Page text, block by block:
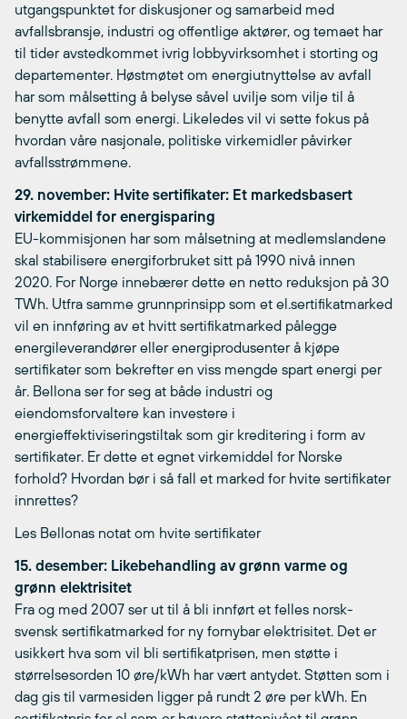
utgangspunktet for diskusjoner og samarbeid med
avfallsbransje, industri og offentlige aktører, og temaet har
til tider avstedkommet ivrig lobbyvirksomhet i storting og
departementer. Høstmøtet om energiutnyttelse av avfall
har som målsetting å belyse såvel uvilje som vilje til å
benytte avfall som energi. Likeledes vil vi sette fokus på
hvordan våre nasjonale, politiske virkemidler påvirker
avfallsstrømmene.
29. november: Hvite sertifikater: Et markedsbasert
virkemiddel for energisparing
EU-kommisjonen har som målsetning at medlemslandene
skal stabilisere energiforbruket sitt på 1990 nivå innen
2020. For Norge innebærer dette en netto reduksjon på 30
TWh. Utfra samme grunnprinsipp som et el.sertifikatmarked
vil en innføring av et hvitt sertifikatmarked pålegge
energileverandører eller energiprodusenter å kjøpe
sertifikater som bekrefter en viss mengde spart energi per
år. Bellona ser for seg at både industri og
eiendomsforvaltere kan investere i
energieffektiviseringstiltak som gir kreditering i form av
sertifikater. Er dette et egnet virkemiddel for Norske
forhold? Hvordan bør i så fall et marked for hvite sertifikater
innrettes?
Les Bellonas notat om hvite sertifikater
15. desember: Likebehandling av grønn varme og
grønn elektrisitet
Fra og med 2007 ser ut til å bli innført et felles norsk-
svensk sertifikatmarked for ny fornybar elektrisitet. Det er
usikkert hva som vil bli sertifikatprisen, men støtte i
størrelsesorden 10 øre/kWh har vært antydet. Støtten som i
dag gis til varmesiden ligger på rundt 2 øre per kWh. En